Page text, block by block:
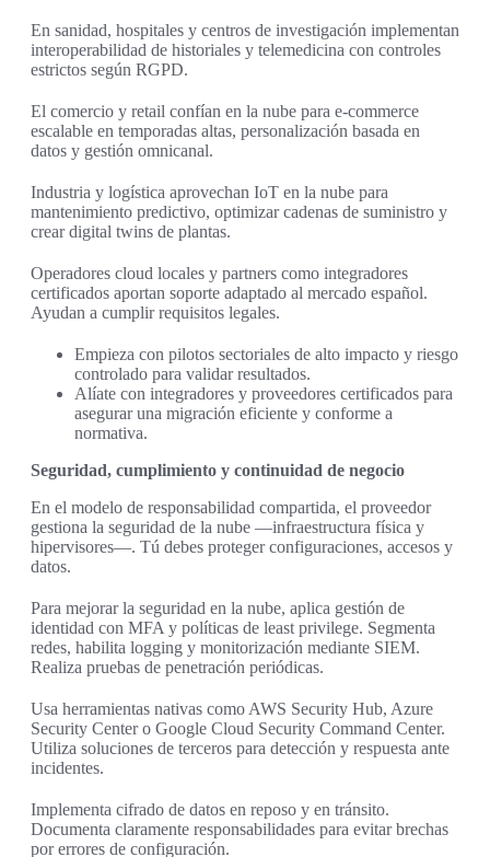
En sanidad, hospitales y centros de investigación implementan
interoperabilidad de historiales y telemedicina con controles
estrictos según RGPD.
El comercio y retail confían en la nube para e-commerce
escalable en temporadas altas, personalización basada en
datos y gestión omnicanal.
Industria y logística aprovechan IoT en la nube para
mantenimiento predictivo, optimizar cadenas de suministro y
crear digital twins de plantas.
Operadores cloud locales y partners como integradores
certificados aportan soporte adaptado al mercado español.
Ayudan a cumplir requisitos legales.
Empieza con pilotos sectoriales de alto impacto y riesgo
controlado para validar resultados.
Alíate con integradores y proveedores certificados para
asegurar una migración eficiente y conforme a
normativa.
Seguridad, cumplimiento y continuidad de negocio
En el modelo de responsabilidad compartida, el proveedor
gestiona la seguridad de la nube —infraestructura física y
hipervisores—. Tú debes proteger configuraciones, accesos y
datos.
Para mejorar la seguridad en la nube, aplica gestión de
identidad con MFA y políticas de least privilege. Segmenta
redes, habilita logging y monitorización mediante SIEM.
Realiza pruebas de penetración periódicas.
Usa herramientas nativas como AWS Security Hub, Azure
Security Center o Google Cloud Security Command Center.
Utiliza soluciones de terceros para detección y respuesta ante
incidentes.
Implementa cifrado de datos en reposo y en tránsito.
Documenta claramente responsabilidades para evitar brechas
por errores de configuración.